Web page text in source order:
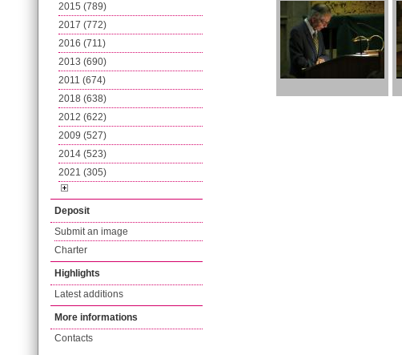
2015 (789)
2017 (772)
2016 (711)
2013 (690)
2011 (674)
2018 (638)
2012 (622)
2009 (527)
2014 (523)
2021 (305)
Deposit
Submit an image
Charter
Highlights
Latest additions
More informations
Contacts